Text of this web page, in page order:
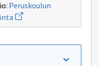
Peruskoulun
Avaa
uuden
ikkunan
Peruskoulun